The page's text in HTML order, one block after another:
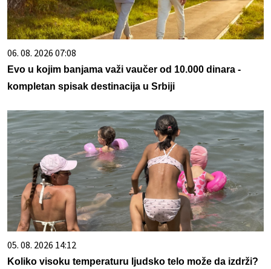
06. 08. 2026 07:08
Evo u kojim banjama važi vaučer od 10.000 dinara -
kompletan spisak destinacija u Srbiji
05. 08. 2026 14:12
Koliko visoku temperaturu ljudsko telo može da izdrži?